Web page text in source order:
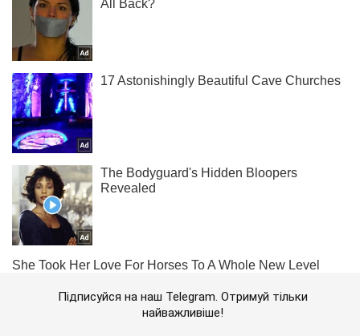
Підписуйся на наш Telegram. Отримуй тільки
найважливіше!